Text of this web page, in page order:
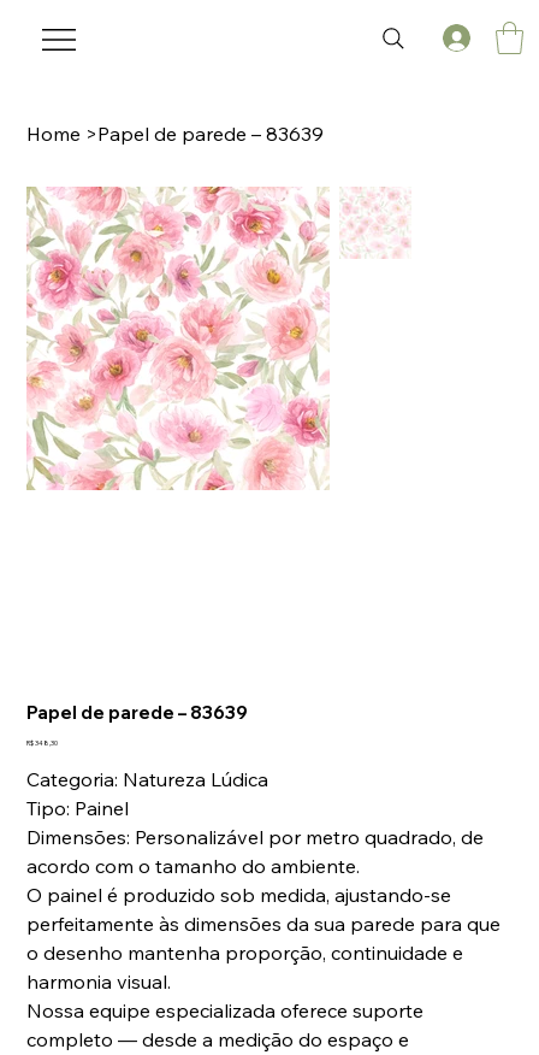
🌟 Welcome to our help center!
Tell us, how can we solve your issue?
Home >Papel de parede – 83639
Papel de parede – 83639
Preço
R$ 348,30
Categoria: Natureza Lúdica
Tipo: Painel
Dimensões: Personalizável por metro quadrado, de
acordo com o tamanho do ambiente.
O painel é produzido sob medida, ajustando-se
perfeitamente às dimensões da sua parede para que
o desenho mantenha proporção, continuidade e
harmonia visual.
Nossa equipe especializada oferece suporte
completo — desde a medição do espaço e